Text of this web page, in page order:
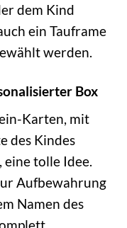
dem Kind
ein Tauframe
werden.
Box
Karten, mit
des Kindes
tolle Idee.
Aufbewahrung
Namen des